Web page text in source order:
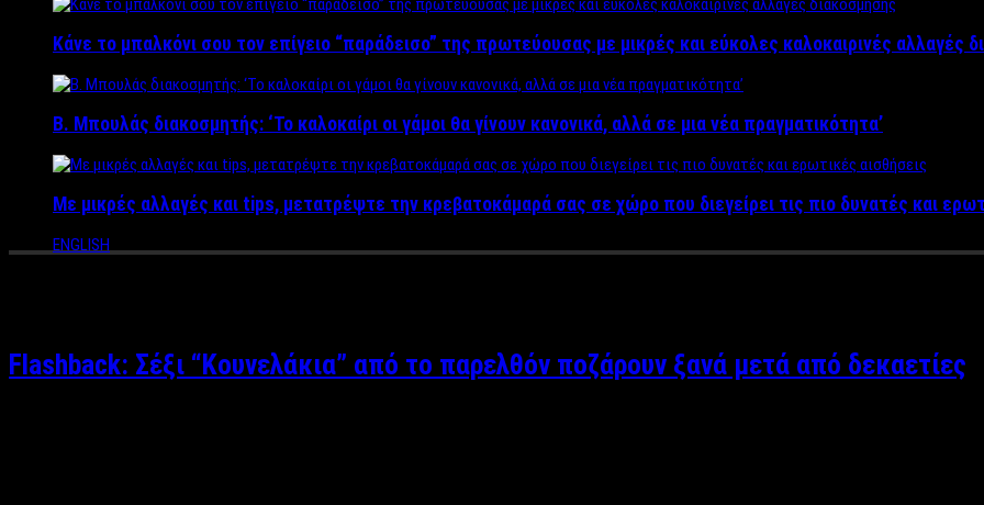
Κάνε το μπαλκόνι σου τον επίγειο “παράδεισο” της πρωτεύουσας με μικρές και εύκολες καλοκαιρινές αλλαγές
Β. Μπουλάς διακοσμητής: ‘Το καλοκαίρι οι γάμοι θα γίνουν κανονικά, αλλά σε μια νέα πραγματικότητα’
Με μικρές αλλαγές και tips, μετατρέψτε την κρεβατοκάμαρά σας σε χώρο που διεγείρει τις πιο δυνατές και
ENGLISH
Flashback: Σέξι “Κουνελάκια” από το παρελθόν ποζάρουν ξανά μετά από δεκαετίες